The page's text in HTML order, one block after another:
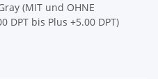
(MIT und OHNE
DPT bis Plus +5.00 DPT)